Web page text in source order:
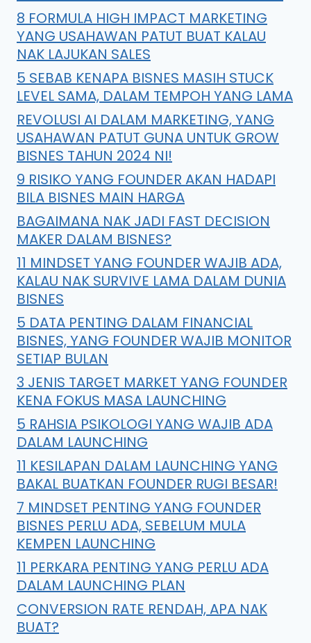
8 FORMULA HIGH IMPACT MARKETING
YANG USAHAWAN PATUT BUAT KALAU
NAK LAJUKAN SALES
5 SEBAB KENAPA BISNES MASIH STUCK
LEVEL SAMA, DALAM TEMPOH YANG LAMA
REVOLUSI AI DALAM MARKETING, YANG
USAHAWAN PATUT GUNA UNTUK GROW
BISNES TAHUN 2024 NI!
9 RISIKO YANG FOUNDER AKAN HADAPI
BILA BISNES MAIN HARGA
BAGAIMANA NAK JADI FAST DECISION
MAKER DALAM BISNES?
11 MINDSET YANG FOUNDER WAJIB ADA,
KALAU NAK SURVIVE LAMA DALAM DUNIA
BISNES
5 DATA PENTING DALAM FINANCIAL
BISNES, YANG FOUNDER WAJIB MONITOR
SETIAP BULAN
3 JENIS TARGET MARKET YANG FOUNDER
KENA FOKUS MASA LAUNCHING
5 RAHSIA PSIKOLOGI YANG WAJIB ADA
DALAM LAUNCHING
11 KESILAPAN DALAM LAUNCHING YANG
BAKAL BUATKAN FOUNDER RUGI BESAR!
7 MINDSET PENTING YANG FOUNDER
BISNES PERLU ADA, SEBELUM MULA
KEMPEN LAUNCHING
11 PERKARA PENTING YANG PERLU ADA
DALAM LAUNCHING PLAN
CONVERSION RATE RENDAH, APA NAK
BUAT?